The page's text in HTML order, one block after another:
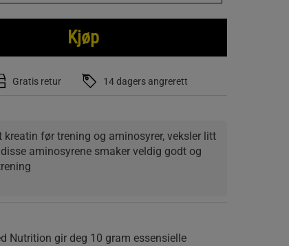
Kjøp
Gratis retur 14 dagers angrerett
før trening og aminosyrer, veksler litt
aminosyrene smaker veldig godt og
Nutrition gir deg 10 gram essensielle